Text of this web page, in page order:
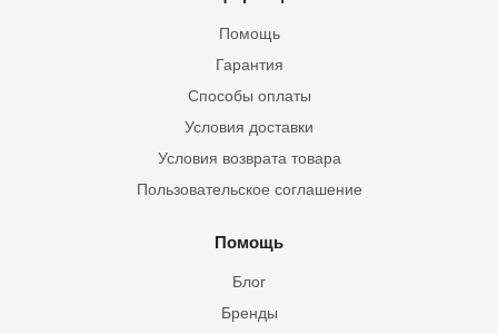
Помощь
Гарантия
Способы оплаты
Условия доставки
Условия возврата товара
Пользовательское соглашение
Помощь
Блог
Бренды